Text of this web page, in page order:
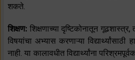
शकते.
शिक्षण: शिक्षणाच्या दृष्टिकोनातून गूढशास्त्र,
विषयांचा अभ्यास करणाऱ्या
नाही. या कालावधीत विद्यार्थ्यांना